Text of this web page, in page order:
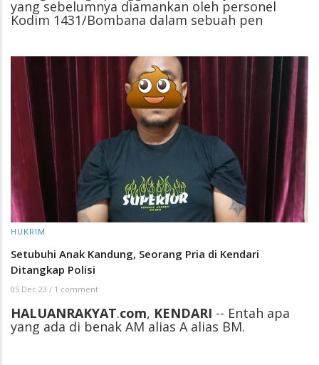
yang sebelumnya diamankan oleh personel
Kodim 1431/Bombana dalam sebuah pen
HUKRIM
Setubuhi Anak Kandung, Seorang Pria di Kendari
Ditangkap Polisi
05 Dec 23 / 1 comment
HALUANRAKYAT.com, KENDARI -- Entah apa
yang ada di benak AM alias A alias BM.